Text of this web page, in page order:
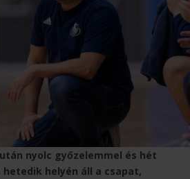
nyolc győzelemmel és hét
helyén áll a csapat,